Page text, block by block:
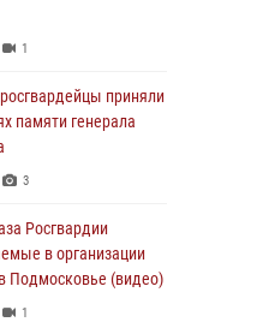
1
приняли
памяти генерала
3
Росгвардии
в организации
Подмосковье (видео)
1